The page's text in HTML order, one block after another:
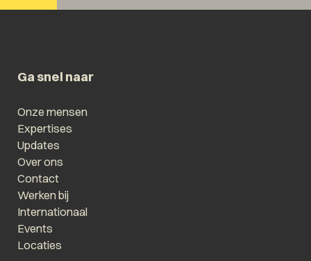
Ga snel naar
Onze mensen
Expertises
Updates
Over ons
Contact
Werken bij
Internationaal
Events
Locaties